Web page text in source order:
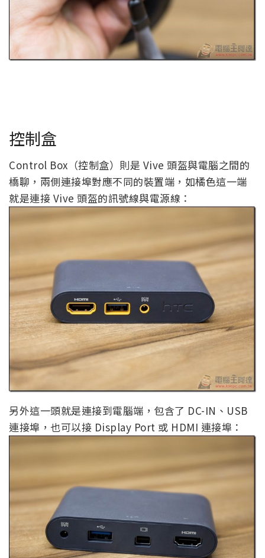
控制盒
Control Box（控制盒）則是 Vive 頭盔與電腦之間的
橋聊，兩側連接埠對應不同的裝置端，如橘色這一端
就是連接 Vive 頭盔的訊號線與電源線：
另外這一頭就是連接到電腦端，包含了 DC-IN、USB
連接埠，也可以接 Display Port 或 HDMI 連接埠：